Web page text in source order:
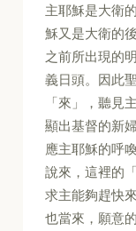
主耶穌是大衛
穌又是大衛的
之前所出現的
義日頭。因此
「來」，聽見
顯出基督的新
應主耶穌的呼
說來，這裡的
求主能夠趕快
也當來，願意